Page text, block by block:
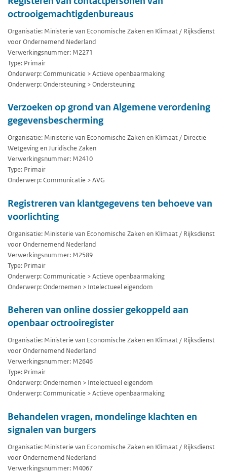
octrooigemachtigdenbureaus
Organisatie: Ministerie van Economische Zaken en Klimaat / Rijksdienst
voor Ondernemend Nederland
Verwerkingsnummer: M2271
Type: Primair
Onderwerp: Communicatie > Actieve openbaarmaking
Onderwerp: Ondersteuning > Ondersteuning
Verzoeken op grond van Algemene verordening
gegevensbescherming
Organisatie: Ministerie van Economische Zaken en Klimaat / Directie
Wetgeving en Juridische Zaken
Verwerkingsnummer: M2410
Type: Primair
Onderwerp: Communicatie > AVG
Registreren van klantgegevens ten behoeve van
voorlichting
Organisatie: Ministerie van Economische Zaken en Klimaat / Rijksdienst
voor Ondernemend Nederland
Verwerkingsnummer: M2589
Type: Primair
Onderwerp: Communicatie > Actieve openbaarmaking
Onderwerp: Ondernemen > Intelectueel eigendom
Beheren van online dossier gekoppeld aan
openbaar octrooiregister
Organisatie: Ministerie van Economische Zaken en Klimaat / Rijksdienst
voor Ondernemend Nederland
Verwerkingsnummer: M2646
Type: Primair
Onderwerp: Ondernemen > Intelectueel eigendom
Onderwerp: Communicatie > Actieve openbaarmaking
Behandelen vragen, mondelinge klachten en
signalen van burgers
Organisatie: Ministerie van Economische Zaken en Klimaat / Rijksdienst
voor Ondernemend Nederland
Verwerkingsnummer: M4067